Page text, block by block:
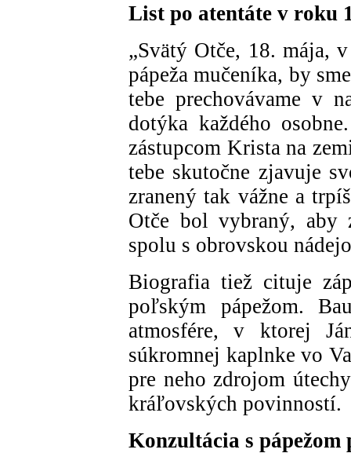
List po atentáte v roku
„Svätý Otče, 18. mája,
pápeža mučeníka, by
tebe prechovávame v
dotýka každého
zástupcom Krista na
tebe skutočne zjavuje
zranený tak vážne a
Otče bol vybraný, aby
spolu s obrovskou
Biografia tiež cituje
poľským pápežom.
atmosfére, v ktorej
súkromnej kaplnke vo
pre neho zdrojom
kráľovských povinností.
Konzultácia s pápežom